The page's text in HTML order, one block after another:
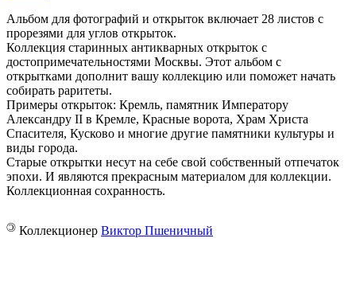
Альбом для фотографий и открыток включает 28 листов с
прорезями для углов открыток.
Коллекция старинных антикварных открыток с
достопримечательностями Москвы. Этот альбом с
открытками дополнит вашу коллекцию или поможет начать
собирать раритеты.
Примеры открыток: Кремль, памятник Императору
Александру II в Кремле, Красные ворота, Храм Христа
Спасителя, Кусково и многие другие памятники культуры и
виды города.
Старые открытки несут на себе свой собственный отпечаток
эпохи. И являются прекрасным материалом для коллекции.
Коллекционная сохранность.
© Коллекционер Виктор Пшеничный